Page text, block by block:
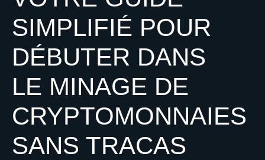
SIMPLIFIÉ POUR
DÉBUTER DANS
LE MINAGE DE
CRYPTOMONNAIES
SANS TRACAS